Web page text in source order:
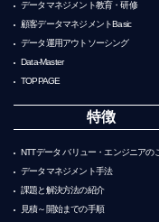
データマネジメント教育・研修
顧客データマネジメントBasic
データ運用アウトソーシング
Data-Master
TOPPAGE
特徴
NTTデータ バリュー・エンジニアの
データマネジメント手法
課題と解決方法の紹介
見積～開始までの手順